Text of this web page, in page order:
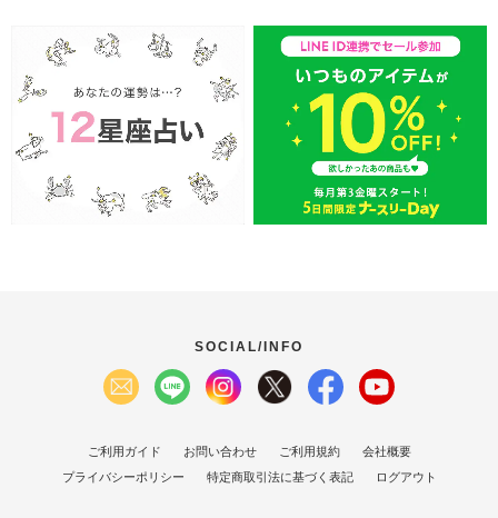
SOCIAL/INFO
ご利用ガイド お問い合わせ ご利用規約
会社概要
プライバシーポリシー
特定商取引法に基づく表記 ログアウト